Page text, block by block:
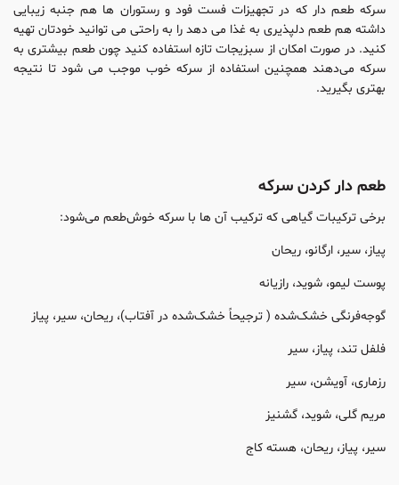
سرکه طعم دار که در تجهیزات فست فود و رستوران ها هم جنبه زیبایی
داشته هم طعم دلپذیری به غذا می دهد را به راحتی می توانید خودتان تهیه
کنید. در صورت امکان از سبزیجات تازه استفاده کنید چون طعم بیشتری به
سرکه می‌دهند همچنین استفاده از سرکه خوب موجب می شود تا نتیجه
بهتری بگیرید.
طعم دار کردن سرکه
برخی ترکیبات گیاهی که ترکیب آن ها با سرکه خوش‌طعم می‌شود:
پیاز، سیر، ارگانو، ریحان
پوست لیمو، شوید، رازیانه
گوجه‌فرنگی خشک‌شده ( ترجیحاً خشک‌شده در آفتاب)، ریحان، سیر، پیاز
فلفل تند، پیاز، سیر
رزماری، آویشن، سیر
مریم گلی، شوید، گشنیز
سیر، پیاز، ریحان، هسته کاج